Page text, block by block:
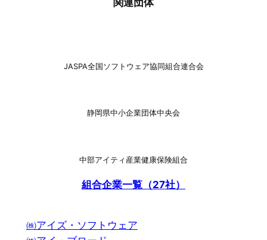
関連団体
JASPA全国ソフトウェア協同組合連合会
静岡県中小企業団体中央会
中部アイティ産業健康保険組合
組合企業一覧（27社）
㈱アイズ・ソフトウェア